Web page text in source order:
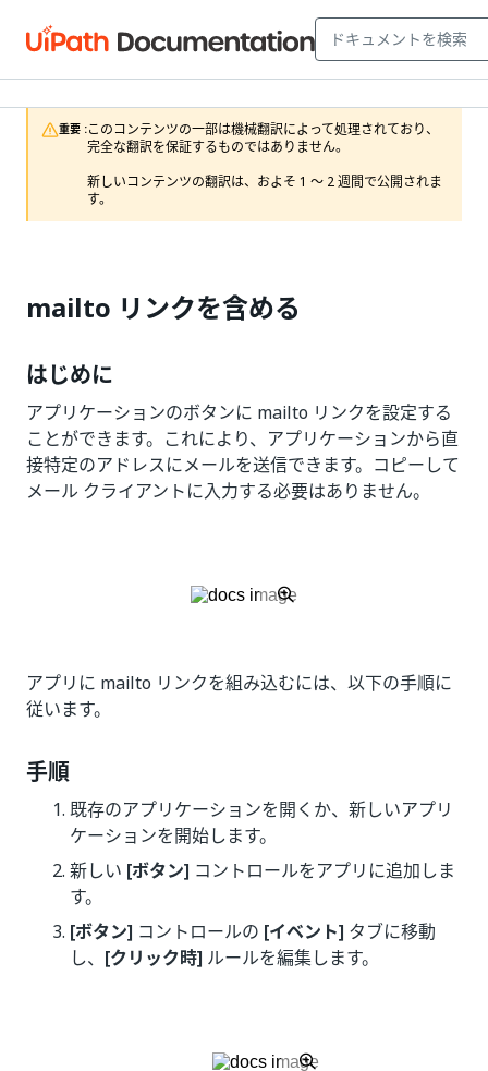
重要 :このコンテンツの一部は機械翻訳によって処理されており、
完全な翻訳を保証するものではありません。
新しいコンテンツの翻訳は、およそ 1 ～ 2 週間で公開されま
す。
mailto リンクを含める
はじめに
アプリケーションのボタンに mailto リンクを設定する
ことができます。これにより、アプリケーションから直
接特定のアドレスにメールを送信できます。コピーして
メール クライアントに入力する必要はありません。
アプリに mailto リンクを組み込むには、以下の手順に
従います。
手順
既存のアプリケーションを開くか、新しいアプリ
ケーションを開始します。
新しい [ボタン] コントロールをアプリに追加しま
す。
[ボタン] コントロールの [イベント] タブに移動
し、 [クリック時] ルールを編集します。